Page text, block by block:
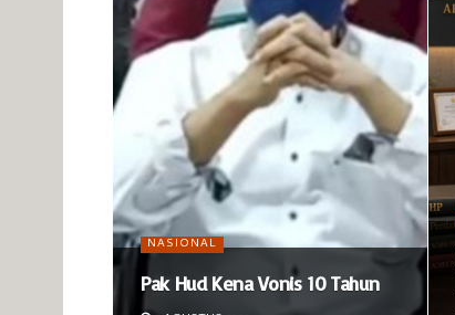
NASIONAL
Pak Hud Kena Vonis 10 Tahun